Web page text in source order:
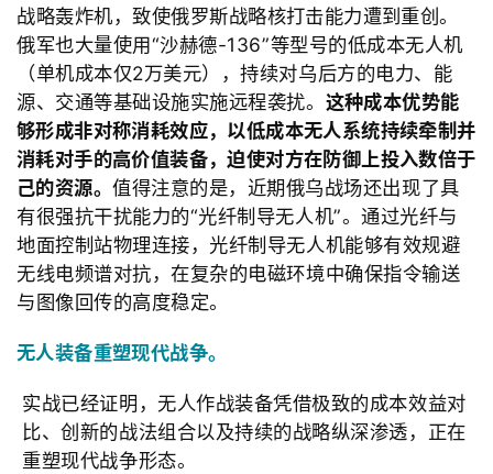
文
章
分
类
专
题
列
表
快
讯
多
页
面
战略轰炸机，致使俄罗斯战略核打击能力遭到重创。
俄军也大量使用“沙赫德-136”等型号的低成本无人机
（单机成本仅2万美元），持续对乌后方的电力、能
源、交通等基础设施实施远程袭扰。 这种成本优势能
够形成非对称消耗效应，以低成本无人系统持续牵制并
消耗对手的高价值装备，迫使对方在防御上投入数倍于
己的资源。 值得注意的是，近期俄乌战场还出现了具
有很强抗干扰能力的“光纤制导无人机”。通过光纤与
地面控制站物理连接，光纤制导无人机能够有效规避
无线电频谱对抗，在复杂的电磁环境中确保指令输送
与图像回传的高度稳定。
无人装备重塑现代战争。
实战已经证明，无人作战装备凭借极致的成本效益对
比、创新的战法组合以及持续的战略纵深渗透，正在
重塑现代战争形态。